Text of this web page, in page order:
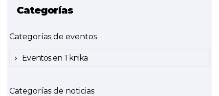
Categorías
Categorías de eventos
Eventos en Tknika
Categorías de noticias